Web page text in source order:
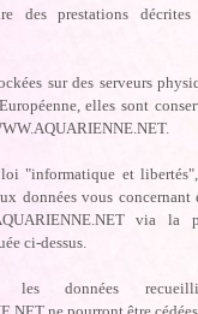
des prestations
sur des serveurs
elles sont
"informatique et
données vous
via
ci-dessus.
les données
ne pourront être cédées